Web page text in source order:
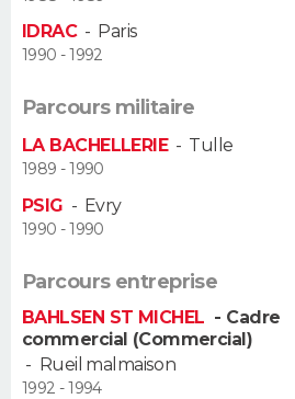
Alimentation
Guide de la santé
Maladies
Médicaments
Sommeil
VOYAGE
PHOTO
GUIDES D'ACHAT
BONS PLANS
Dictionnaire
Biographies
Citations
Expressions
Proverbes
PROGRAMME TV
IDRAC- Paris
1990 - 1992
Parcours militaire
LA BACHELLERIE- Tulle
1989 - 1990
PSIG - Evry
1990 - 1990
Parcours entreprise
BAHLSEN ST MICHEL - Cadre
commercial (Commercial)
- Rueil malmaison
1992 - 1994